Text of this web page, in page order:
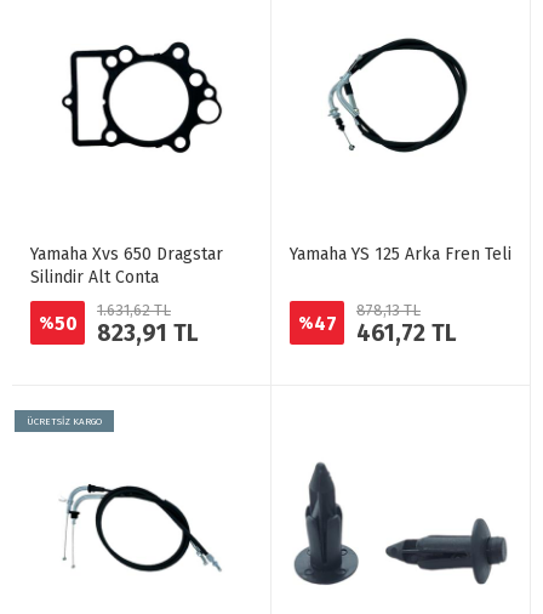
Yamaha Xvs 650 Dragstar
Silindir Alt Conta
%50
1.631,62 TL
823,91 TL
Yamaha YS 125 Arka Fren Teli
%47
878,13 TL
461,72 TL
ÜCRETSİZ KARGO